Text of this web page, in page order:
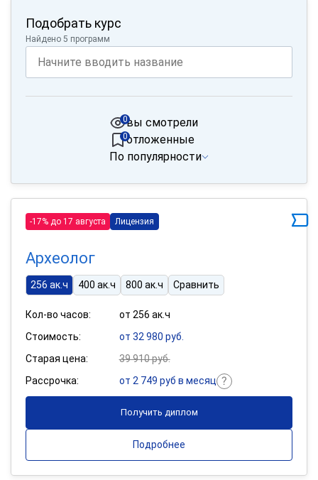
Подобрать курс
Найдено 5 программ
вы смотрели
0
отложенные
0
По популярности
-17% до 17 августа Лицензия
Археолог
256 ак.ч 400 ак.ч 800 ак.ч Сравнить
Кол-во часов:
от 256 ак.ч
Стоимость:
от 32 980 руб.
Старая цена:
39 910 руб.
Рассрочка:
от 2 749 руб в месяц
Получить диплом
Подробнее